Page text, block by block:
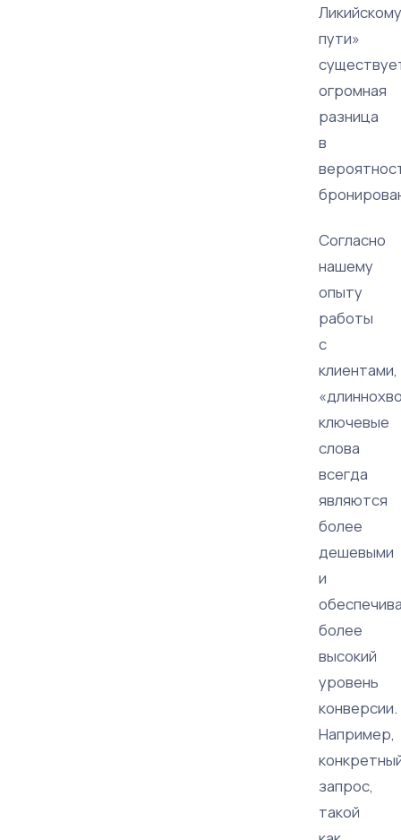
Ликийскому
пути»
огромная
разница
в
Согласно
нашему
опыту
работы
с
клиентами,
ключевые
слова
всегда
являются
более
дешевыми
и
более
высокий
уровень
конверсии.
Например,
запрос,
такой